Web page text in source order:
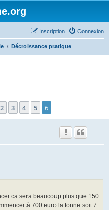
Connexion
Inscription
Décroissance pratique
2 3 4 5 6
ca sera beaucoup plus que 150
à 700 euro la tonne soit 7